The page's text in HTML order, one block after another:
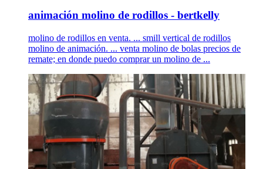
animación molino de rodillos - bertkelly
molino de rodillos en venta. ... smill vertical de rodillos
molino de animación. ... venta molino de bolas precios de
remate; en donde puedo comprar un molino de ...